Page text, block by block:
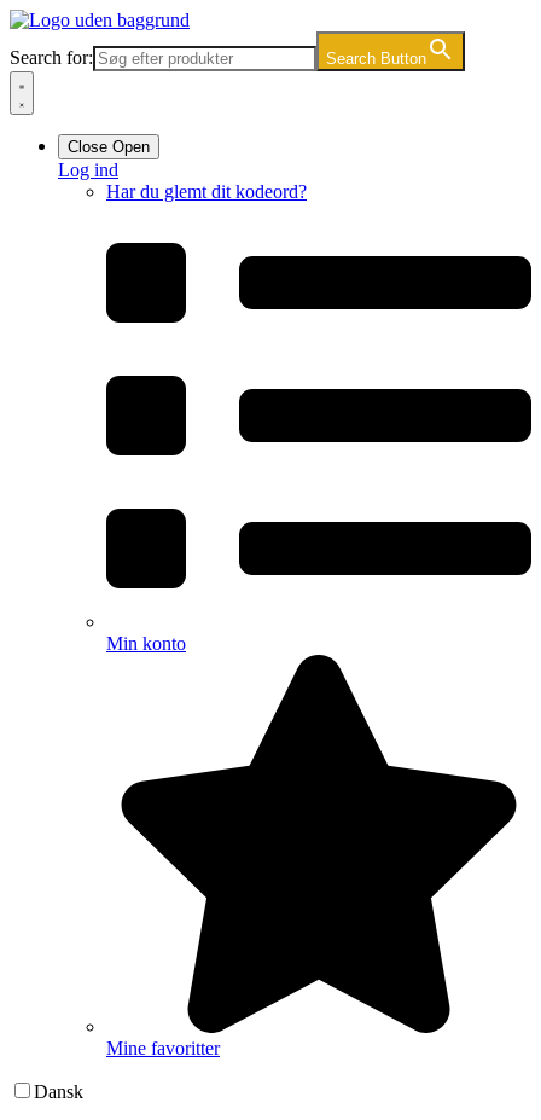
Videre
indhold
Search for: Search Button
Close Open
Log ind
Har du glemt dit kodeord?
Min konto
Mine favoritter
Dansk